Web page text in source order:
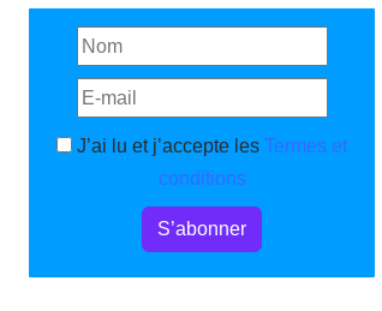
J’ai lu et j’accepte les Termes et
conditions
S’abonner